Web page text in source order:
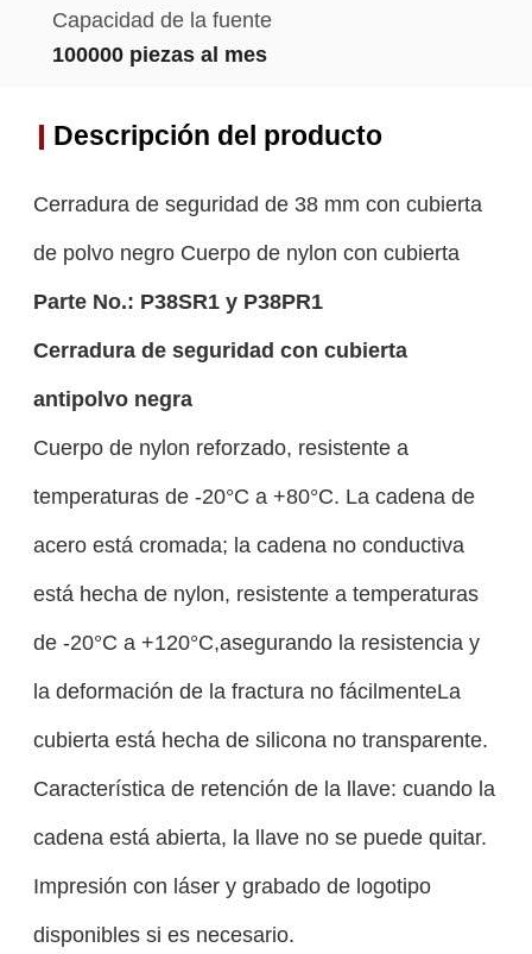
Capacidad de la fuente
100000 piezas al mes
Descripción del producto
Cerradura de seguridad de 38 mm con cubierta
de polvo negro Cuerpo de nylon con cubierta
Parte No.: P38SR1 y P38PR1
Cerradura de seguridad con cubierta
antipolvo negra
Cuerpo de nylon reforzado, resistente a
temperaturas de -20°C a +80°C. La cadena de
acero está cromada; la cadena no conductiva
está hecha de nylon, resistente a temperaturas
de -20°C a +120°C,asegurando la resistencia y
la deformación de la fractura no fácilmenteLa
cubierta está hecha de silicona no transparente.
Característica de retención de la llave: cuando la
cadena está abierta, la llave no se puede quitar.
Impresión con láser y grabado de logotipo
disponibles si es necesario.